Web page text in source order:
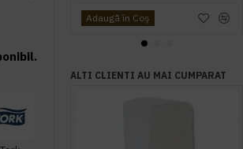
Adaugă în Coş
ALTI CLIENTI AU MAI CUMPARAT